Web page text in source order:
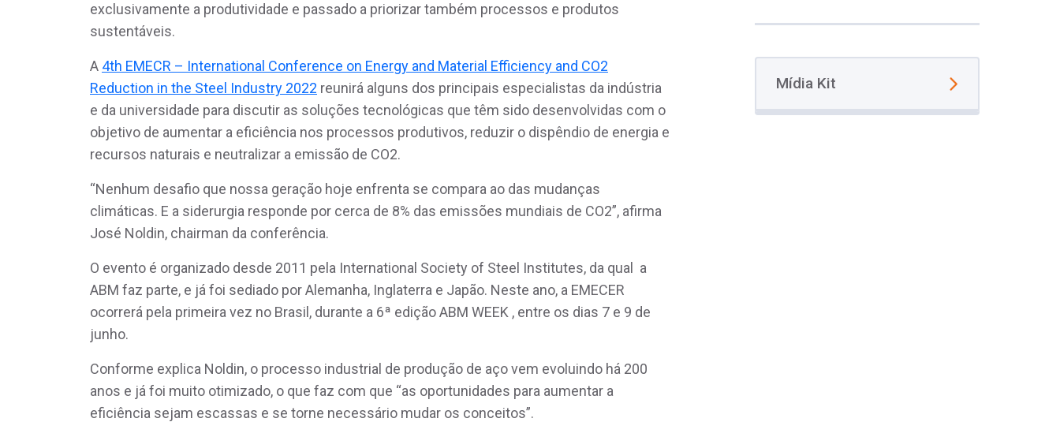
exclusivamente a produtividade e passado a priorizar também processos e produtos
sustentáveis.
A 4th EMECR – International Conference on Energy and Material Efficiency and CO2
Reduction in the Steel Industry 2022 reunirá alguns dos principais especialistas da indústria
e da universidade para discutir as soluções tecnológicas que têm sido desenvolvidas com o
objetivo de aumentar a eficiência nos processos produtivos, reduzir o dispêndio de energia e
recursos naturais e neutralizar a emissão de CO2.
“Nenhum desafio que nossa geração hoje enfrenta se compara ao das mudanças
climáticas. E a siderurgia responde por cerca de 8% das emissões mundiais de CO2”, afirma
José Noldin, chairman da conferência.
O evento é organizado desde 2011 pela International Society of Steel Institutes, da qual a
ABM faz parte, e já foi sediado por Alemanha, Inglaterra e Japão. Neste ano, a EMECER
ocorrerá pela primeira vez no Brasil, durante a 6ª edição ABM WEEK , entre os dias 7 e 9 de
junho.
Conforme explica Noldin, o processo industrial de produção de aço vem evoluindo há 200
anos e já foi muito otimizado, o que faz com que “as oportunidades para aumentar a
eficiência sejam escassas e se torne necessário mudar os conceitos”.
Mídia Kit